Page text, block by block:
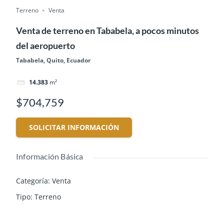
Terreno Venta
Venta de terreno en Tababela, a pocos minutos
del aeropuerto
Tababela, Quito, Ecuador
14.383 m²
$704,759
SOLICITAR INFORMACIÓN
Información Básica
Categoría: Venta
Tipo: Terreno